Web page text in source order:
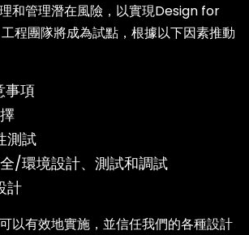
和管理潛在風險，以實現Design for
程團隊將成為試點，根據以下因素推動
事項
測試
/環境設計、測試和調試
計
以有效地實施，並信任我們的各種設計